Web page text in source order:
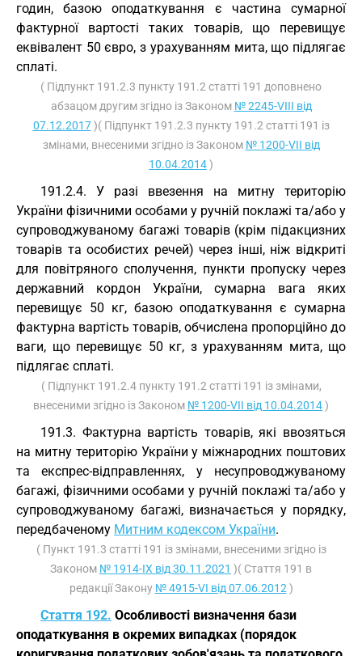
годин, базою оподаткування є частина сумарної
фактурної вартості таких товарів, що перевищує
еквівалент 50 євро, з урахуванням мита, що підлягає
сплаті.
( Підпункт 191.2.3 пункту 191.2 статті 191 доповнено
абзацом другим згідно із Законом № 2245-VIII від
07.12.2017)( Підпункт 191.2.3 пункту 191.2 статті 191 із
змінами, внесеними згідно із Законом № 1200-VII від
10.04.2014)
191.2.4. У разі ввезення на митну територію
України фізичними особами у ручній поклажі та/або у
супроводжуваному багажі товарів (крім підакцизних
товарів та особистих речей) через інші, ніж відкриті
для повітряного сполучення, пункти пропуску через
державний кордон України, сумарна вага яких
перевищує 50 кг, базою оподаткування є сумарна
фактурна вартість товарів, обчислена пропорційно до
ваги, що перевищує 50 кг, з урахуванням мита, що
підлягає сплаті.
( Підпункт 191.2.4 пункту 191.2 статті 191 із змінами,
внесеними згідно із Законом № 1200-VII від 10.04.2014)
191.3. Фактурна вартість товарів, які ввозяться
на митну територію України у міжнародних поштових
та експрес-відправленнях, у несупроводжуваному
багажі, фізичними особами у ручній поклажі та/або у
супроводжуваному багажі, визначається у порядку,
передбаченому Митним кодексом України.
( Пункт 191.3 статті 191 із змінами, внесеними згідно із
Законом № 1914-IX від 30.11.2021 )( Стаття 191 в
редакції Закону № 4915-VI від 07.06.2012 )
Стаття 192. Особливості визначення бази
оподаткування в окремих випадках (порядок